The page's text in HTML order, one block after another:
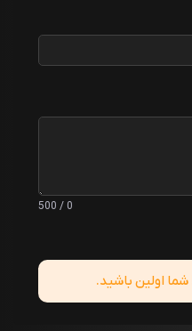
0 / 500
اولین باشید.